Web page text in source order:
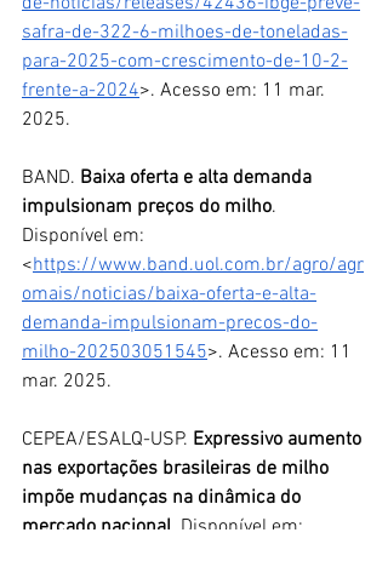
safra-de-322-6-milhoes-de-toneladas-
para-2025-com-crescimento-de-10-2-
frente-a-2024>. Acesso em: 11 mar.
2025.
BAND. Baixa oferta e alta demanda
impulsionam preços do milho.
Disponível em:
<https://www.band.uol.com.br/agro/agr
omais/noticias/baixa-oferta-e-alta-
demanda-impulsionam-precos-do-
milho-202503051545>. Acesso em: 11
mar. 2025.
CEPEA/ESALQ-USP. Expressivo aumento
nas exportações brasileiras de milho
impõe mudanças na dinâmica do
mercado nacional . Disponível em: